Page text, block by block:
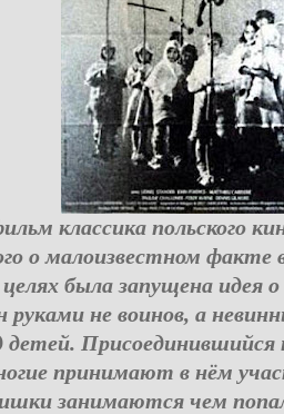
классика польского
о малоизвестном факте
целях была запущена
не воинов, а
детей. Присоединившийся
принимают в нём
занимаются чем